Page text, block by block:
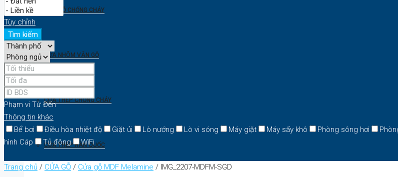
CỬA GỖ CHỐNG CHÁY
CỬA NHÔM VÂN GỖ
CỬA THÉP CHỐNG CHÁY
CỬA THÉP HÀN QUỐC
Tùy chỉnh
Tìm kiếm
Phạm vi Từ Đến
Thông tin khác
Bể bơi
Điều hòa nhiệt độ Giặt ủi Lò nướng Lò vi sóng Máy giặt Máy sấy khô Phòng sông hơi
hình Cáp
Tủ đông WiFi
Trang chủ / CỬA GỖ / Cửa gỗ MDF Melamine / IMG_2207-MDFM-SGD